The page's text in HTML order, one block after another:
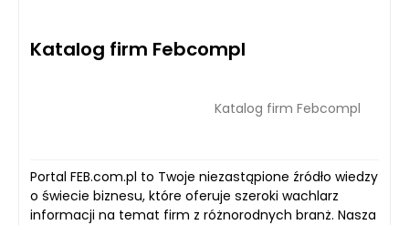
Katalog firm Febcompl
Katalog firm Febcompl
Portal FEB.com.pl to Twoje niezastąpione źródło wiedzy
o świecie biznesu, które oferuje szeroki wachlarz
informacji na temat firm z różnorodnych branż. Nasza